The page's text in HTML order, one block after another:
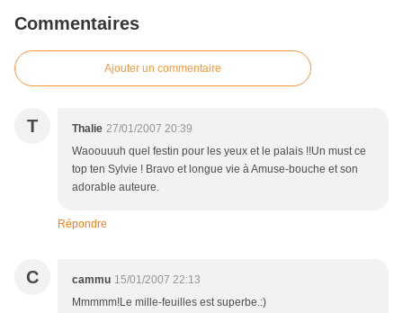
Commentaires
Ajouter un commentaire
T Thalie 27/01/2007 20:39
Waoouuuh quel festin pour les yeux et le palais !!Un must ce
top ten Sylvie ! Bravo et longue vie à Amuse-bouche et son
adorable auteure.
Répondre
C cammu 15/01/2007 22:13
Mmmmm!Le mille-feuilles est superbe.:)